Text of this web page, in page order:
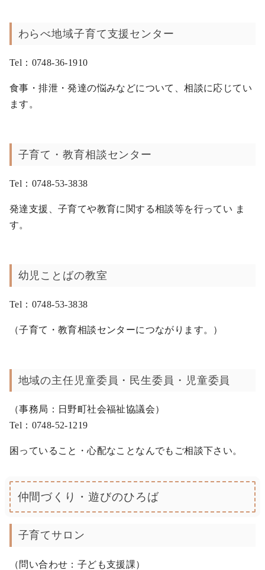
わらべ地域子育て支援センター
Tel：0748-36-1910
食事・排泄・発達の悩みなどについて、相談に応じてい
ます。
子育て・教育相談センター
Tel：0748-53-3838
発達支援、子育てや教育に関する相談等を行ってい ま
す。
幼児ことばの教室
Tel：0748-53-3838
（子育て・教育相談センターにつながります。）
地域の主任児童委員・民生委員・児童委員
（事務局：日野町社会福祉協議会）
Tel：0748-52-1219
困っていること・心配なことなんでもご相談下さい。
仲間づくり・遊びのひろば
子育てサロン
（問い合わせ：子ども支援課）